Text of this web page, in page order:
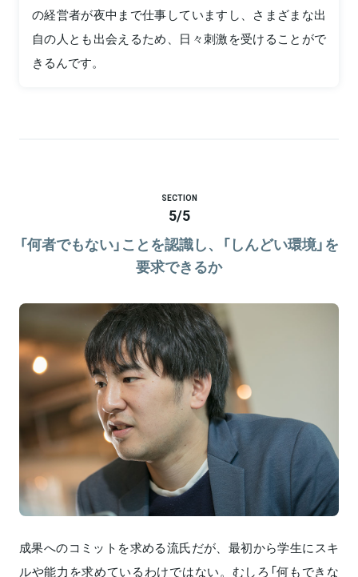
の経営者が夜中まで仕事していますし、さまざまな出
自の人とも出会えるため、日々刺激を受けることがで
きるんです。
SECTION
5/5
「何者でもない」ことを認識し、「しんどい環境」を
要求できるか
成果へのコミットを求める流氏だが、最初から学生にスキ
ルや能力を求めているわけではない。むしろ「何もできな